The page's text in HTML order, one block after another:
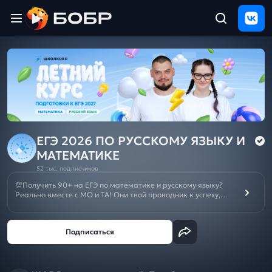
ЩЕЛЧОК
2026
Полезные
материалы
Проверка
сочинений
Тех
и
ЕГЭ 2026 ПО РУССКОМУ ЯЗЫКУ И
МАТЕМАТИКЕ
52 тыс. подписчиков
💯Получить 90+ на ЕГЭ по математике и русскому языку?
Реально вместе с МО и ТА! Они твой проводник к успеху,
Летний курс подготовки к ОГЭ/ЕГЭ 2027:
ЕГЭ🌼